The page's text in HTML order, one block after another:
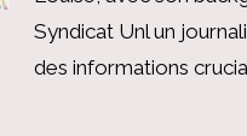
Syndicat Unl un
des informations